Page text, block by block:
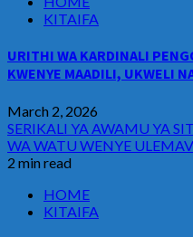
KITAIFA
URITHI WA KARDINALI
KWENYE MAADILI, UKWELI
March 2, 2026
SERIKALI YA AWAMU YA
WA WATU WENYE
2 min read
HOME
KITAIFA